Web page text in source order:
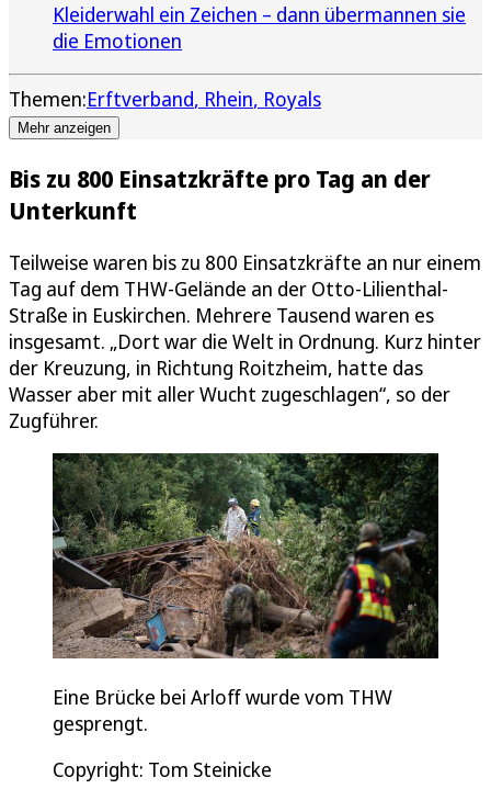
Kleiderwahl ein Zeichen – dann übermannen sie
die Emotionen
Themen:Erftverband Rhein Royals
Mehr anzeigen
Bis zu 800 Einsatzkräfte pro Tag an der
Unterkunft
Teilweise waren bis zu 800 Einsatzkräfte an nur einem
Tag auf dem THW-Gelände an der Otto-Lilienthal-
Straße in Euskirchen. Mehrere Tausend waren es
insgesamt. „Dort war die Welt in Ordnung. Kurz hinter
der Kreuzung, in Richtung Roitzheim, hatte das
Wasser aber mit aller Wucht zugeschlagen“, so der
Zugführer.
Eine Brücke bei Arloff wurde vom THW
gesprengt.
Copyright: Tom Steinicke